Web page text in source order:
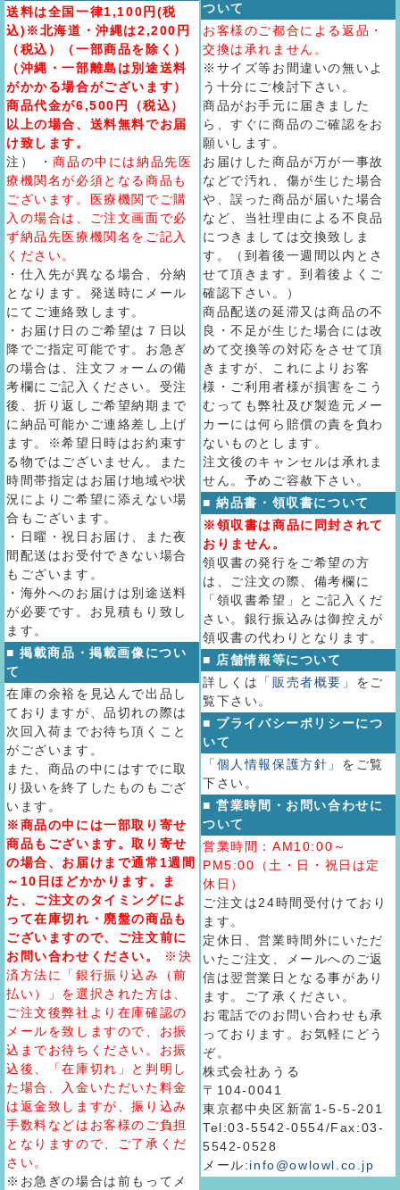
送料は全国一律1,100円(税
込)※北海道・沖縄は2,200円
（税込）（一部商品を除く）
（沖縄・一部離島は別途送料
がかかる場合がございます）
商品代金が6,500円（税込）
以上の場合、送料無料でお届
け致します。
注） ・商品の中には納品先医
療機関名が必須となる商品も
ございます。医療機関でご購
入の場合は、ご注文画面で必
ず納品先医療機関名をご記入
ください。
・仕入先が異なる場合、分納
となります。発送時にメール
にてご連絡致します。
・お届け日のご希望は７日以
降でご指定可能です。お急ぎ
の場合は、注文フォームの備
考欄にご記入ください。受注
後、折り返しご希望納期まで
に納品可能かご連絡差し上げ
ます。※希望日時はお約束す
る物ではございません。また
時間帯指定はお届け地域や状
況によりご希望に添えない場
合もございます。
・日曜・祝日お届け、また夜
間配送はお受付できない場合
もございます。
・海外へのお届けは別途送料
が必要です。お見積もり致し
ます。
■ 掲載商品・掲載画像につい
て
在庫の余裕を見込んで出品し
ておりますが、品切れの際は
次回入荷までお待ち頂くこと
がございます。
また、商品の中にはすでに取
り扱いを終了したものもござ
います。
※商品の中には一部取り寄せ
商品もございます。取り寄せ
の場合、お届けまで通常1週間
～10日ほどかかります。ま
た、ご注文のタイミングによ
って在庫切れ・廃盤の商品も
ございますので、ご注文前に
お問い合わせください。
※決
済方法に「銀行振り込み（前
払い）」を選択された方は、
ご注文後弊社より在庫確認の
メールを致しますので、お振
込までお待ちください。お振
込後、「在庫切れ」と判明し
た場合、入金いただいた料金
は返金致しますが、振り込み
手数料などはお客様のご負担
となりますので、ご了承くだ
さい。
※お急ぎの場合は前もってメ
ついて
お客様のご都合による返品・
交換は承れません。
※サイズ等お間違いの無いよ
う十分にご検討下さい。
商品がお手元に届きました
ら、すぐに商品のご確認をお
願いします。
お届けした商品が万が一事故
などで汚れ、傷が生じた場合
や、誤った商品が届いた場合
など、当社理由による不良品
につきましては交換致しま
す。（到着後一週間以内とさ
せて頂きます。到着後よくご
確認下さい。）
商品配送の延滞又は商品の不
良・不足が生じた場合には改
めて交換等の対応をさせて頂
きますが、これによりお客
様・ご利用者様が損害をこう
むっても弊社及び製造元メー
カーには何ら賠償の責を負わ
ないものとします。
注文後のキャンセルは承れま
せん。予めご容赦下さい。
■ 納品書・領収書について
※領収書は商品に同封されて
おりません。
領収書の発行をご希望の方
は、ご注文の際、備考欄に
「領収書希望」とご記入くだ
さい。銀行振込みは御控えが
領収書の代わりとなります。
■ 店舗情報等について
詳しくは
「販売者概要」 をご
覧下さい。
■ プライバシーポリシーにつ
いて
「個人情報保護方針」 をご覧
下さい。
■ 営業時間・お問い合わせに
ついて
営業時間：AM10:00～
PM5:00（土・日・祝日は定
休日）
ご注文は24時間受付けており
ます。
定休日、営業時間外にいただ
いたご注文、メールへのご返
信は翌営業日となる事があり
ます。ご了承ください。
お電話でのお問い合わせも承
っております。お気軽にどう
ぞ。
株式会社あうる
〒104-0041
東京都中央区新富1-5-5-201
Tel:03-5542-0554/Fax:03-
5542-0528
メール:info@owlowl.co.jp